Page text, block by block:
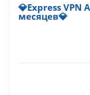
💎Express VPN
месяцев💎